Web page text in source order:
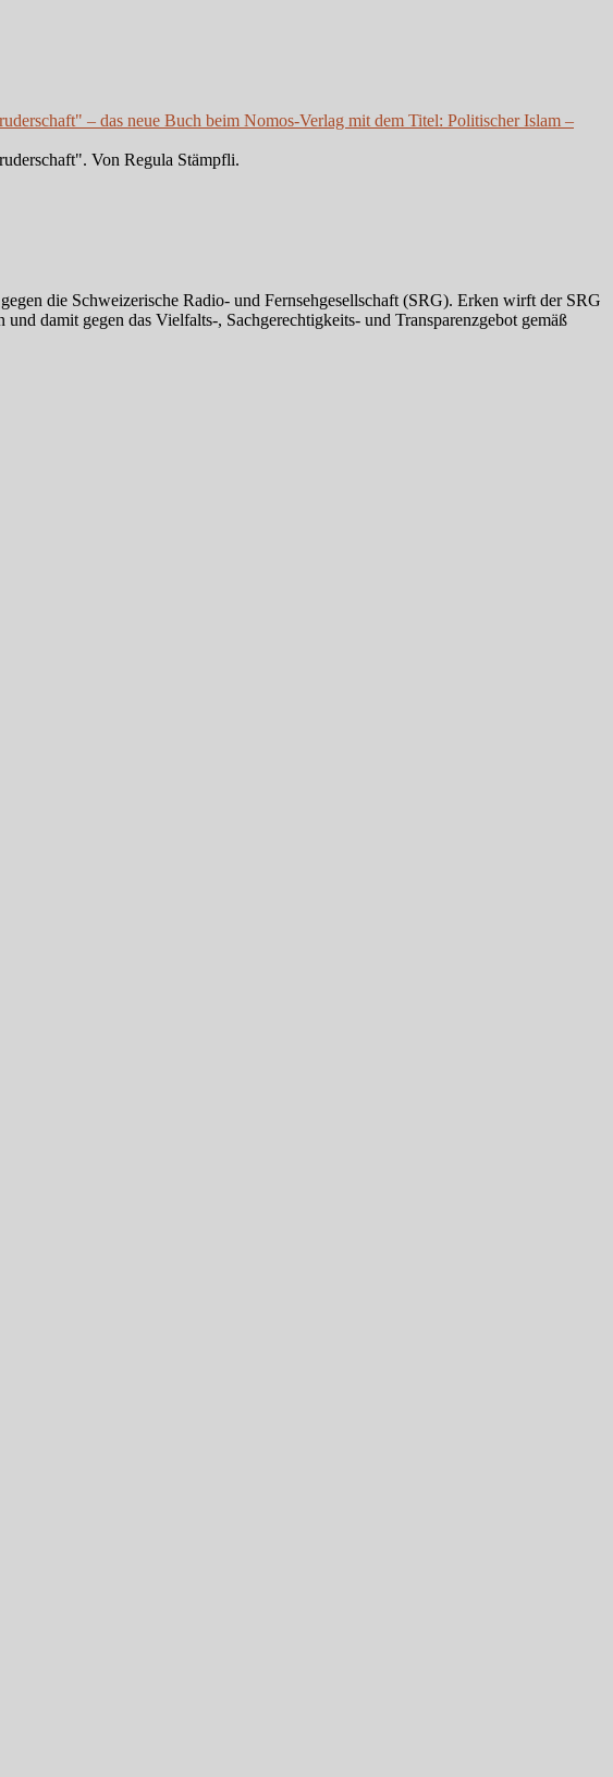
– das neue Buch beim Nomos-Verlag mit dem Titel: Politischer Islam –
Von Regula Stämpfli.
die Schweizerische Radio- und Fernsehgesellschaft (SRG). Erken wirft der SRG
damit gegen das Vielfalts-, Sachgerechtigkeits- und Transparenzgebot gemäß